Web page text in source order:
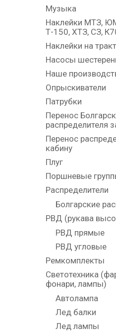
Музыка
Наклейки МТЗ,
Т-150, ХТЗ, СЗ,
Наклейки на
Насосы
Наше
Опрыскиватели
Патрубки
Перенос
распределителя
Перенос
кабину
Плуг
Поршневые
Распределители
Болгарские
РВД (рукава
РВД прямые
РВД угловые
Ремкомплекты
Светотехника
фонари, лампы)
Автолампа
Лед балки
Лед лампы